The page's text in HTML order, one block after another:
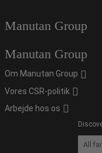
Manutan Group
Manutan Group
Om Manutan Group
Vores CSR-politik
Arbejde hos os